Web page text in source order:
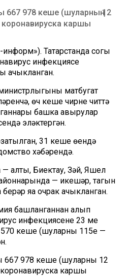
667 978 кеше (шуларның 12
коронавируска каршы
Татарстанда соңгы
инфекциясе
ачыкланган.
матбугат
өч кеше чирне читтә
башка авырулар
эләктергән.
31 кеше өендә
хәбәрендә.
алты, Биектау, Зәй, Яшел
— икешәр, тагын
яңа очрак ачыкланган.
башланганнан алып
инфекциясенең 23 мең
кеше (шуларның 115е —
667 978 кеше (шуларның 12
коронавируска каршы